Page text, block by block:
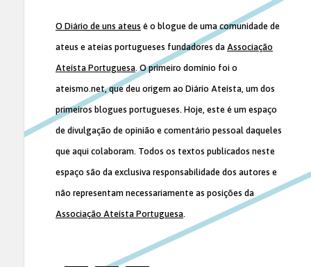
O Diário de uns ateus é o blogue de uma comunidade de
ateus e ateias portugueses fundadores da Associação
Ateísta Portuguesa. O primeiro domínio foi o
ateismo.net, que deu origem ao Diário Ateísta, um dos
primeiros blogues portugueses. Hoje, este é um espaço
de divulgação de opinião e comentário pessoal daqueles
que aqui colaboram. Todos os textos publicados neste
espaço são da exclusiva responsabilidade dos autores e
não representam necessariamente as posições da
Associação Ateísta Portuguesa.